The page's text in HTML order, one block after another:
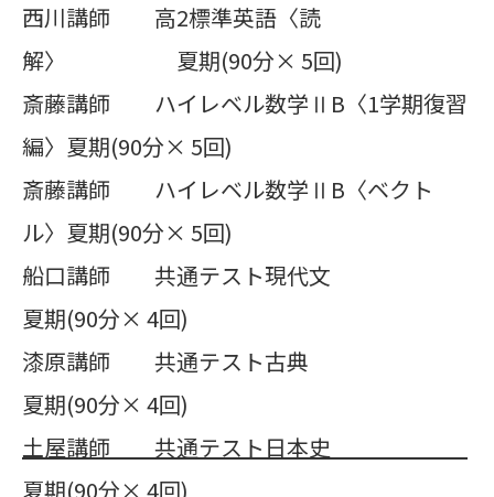
西川講師 高2標準英語〈読
解〉 夏期(90分× 5回)
斎藤講師 ハイレベル数学ⅡB〈1学期復習
編〉夏期(90分× 5回)
斎藤講師 ハイレベル数学ⅡB〈ベクト
ル〉夏期(90分× 5回)
船口講師 共通テスト現代文
夏期(90分× 4回)
漆原講師 共通テスト古典
夏期(90分× 4回)
土屋講師 共通テスト日本史
夏期(90分× 4回)